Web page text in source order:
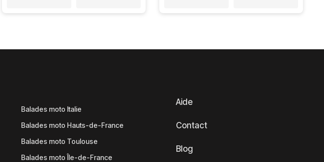
Balades moto Italie
Balades moto Hauts-de-France
Balades moto Toulouse
Balades moto Île-de-France
Aide
Contact
Blog